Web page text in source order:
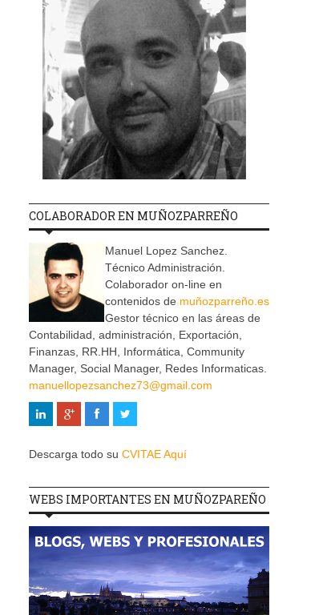
COLABORADOR EN MUÑOZPARREÑO
Manuel Lopez Sanchez.
Técnico Administración.
Colaborador on-line en
contenidos de muñozparreño.es
Gestor técnico en las áreas de
Contabilidad, administración, Exportación,
Finanzas, RR.HH, Informática, Community
Manager, Social Manager, Redes Informaticas.
manuellopezsanchez73@gmail.com
Descarga todo su CVITAE Aquí
WEBS IMPORTANTES EN MUÑOZPAREÑO